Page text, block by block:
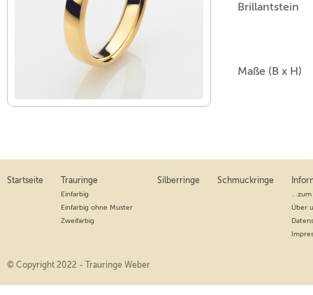
Brillantstein
Maße (B x H)
Startseite Trauringe
Einfarbig
Einfarbig ohne Muster
Zweifarbig
Silberringe Schmuckringe
Über
© Copyright 2022 - Trauringe Weber